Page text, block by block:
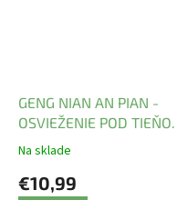
GENG NIAN AN PIAN -
OSVIEŽENIE POD TIEŇOM
PÍNIÍ
Na sklade
€10,99